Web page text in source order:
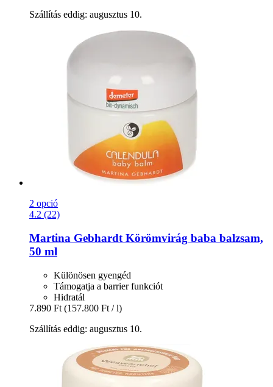
Szállítás eddig: augusztus 10.
2 opció
4.2 (22)
Martina Gebhardt Körömvirág baba balzsam,
50 ml
Különösen gyengéd
Támogatja a barrier funkciót
Hidratál
7.890 Ft (157.800 Ft / l)
Szállítás eddig: augusztus 10.